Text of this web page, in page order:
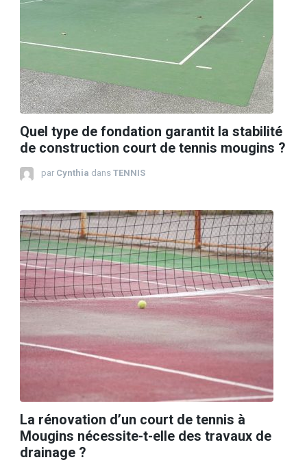
Quel type de fondation garantit la stabilité
de construction court de tennis mougins ?
par Cynthia dans TENNIS
La rénovation d’un court de tennis à
Mougins nécessite-t-elle des travaux de
drainage ?